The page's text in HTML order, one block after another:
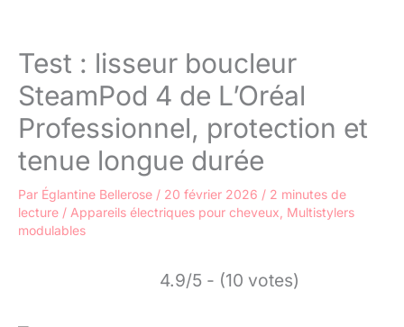
Test : lisseur boucleur
SteamPod 4 de L’Oréal
Professionnel, protection et
tenue longue durée
Par Églantine Bellerose / 20 février 2026 / 2 minutes de
lecture / Appareils électriques pour cheveux Multistylers
modulables
4.9/5 - (10 votes)